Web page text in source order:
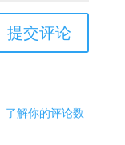
了解你的评论数